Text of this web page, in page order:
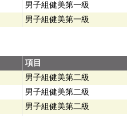
男子組健美第一級
男子組健美第一級
項目
男子組健美第二級
男子組健美第二級
男子組健美第二級